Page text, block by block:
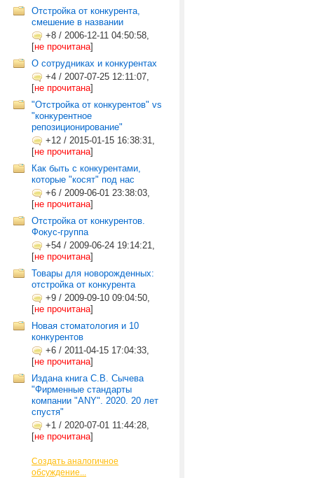
Отстройка от конкурента,
смешение в названии
+8 / 2006-12-11 04:50:58,
[не прочитана]
О сотрудниках и конкурентах
+4 / 2007-07-25 12:11:07,
[не прочитана]
"Отстройка от конкурентов" vs
"конкурентное
репозиционирование"
+12 / 2015-01-15 16:38:31,
[не прочитана]
Как быть с конкурентами,
которые "косят" под нас
+6 / 2009-06-01 23:38:03,
[не прочитана]
Отстройка от конкурентов.
Фокус-группа
+54 / 2009-06-24 19:14:21,
[не прочитана]
Товары для новорожденных:
отстройка от конкурента
+9 / 2009-09-10 09:04:50,
[не прочитана]
Новая стоматология и 10
конкурентов
+6 / 2011-04-15 17:04:33,
[не прочитана]
Издана книга С.В. Сычева
"Фирменные стандарты
компании "ANY". 2020. 20 лет
спустя"
+1 / 2020-07-01 11:44:28,
[не прочитана]
Создать аналогичное
обсуждение...